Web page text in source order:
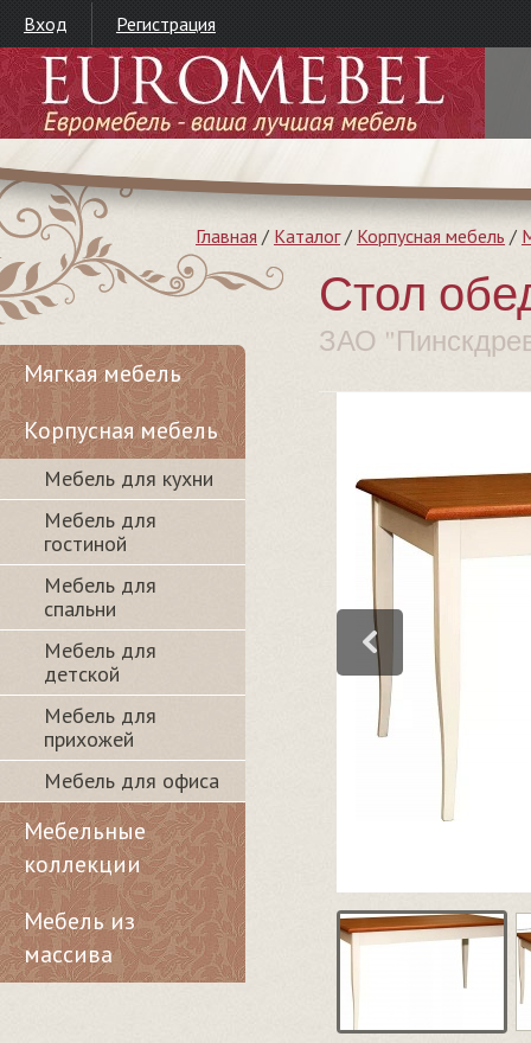
Вход Регистрация
Главная / Каталог/ Корпусная мебель /
Стол
ЗАО
Мягкая мебель
Корпусная мебель
Мебель для кухни
Мебель для
гостиной
Мебель для
спальни
Мебель для
детской
Мебель для
прихожей
Мебель для офиса
Мебельные
коллекции
Мебель из
массива